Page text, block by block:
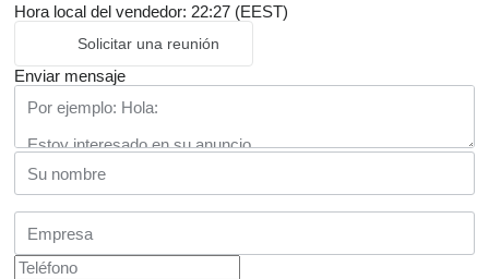
Hora local del vendedor: 22:27 (EEST)
Solicitar una reunión
Enviar mensaje